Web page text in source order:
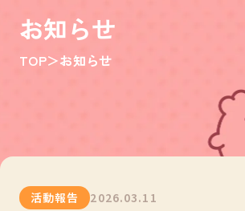
お知らせ
TOP＞お知らせ
活動報告 2026.03.11